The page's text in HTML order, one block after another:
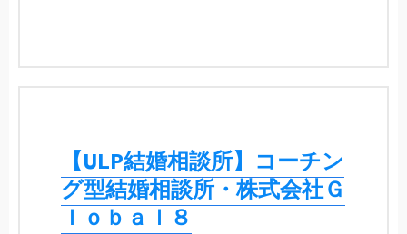
【ULP結婚相談所】コーチン
グ型結婚相談所・株式会社Ｇ
ｌｏｂａｌ８